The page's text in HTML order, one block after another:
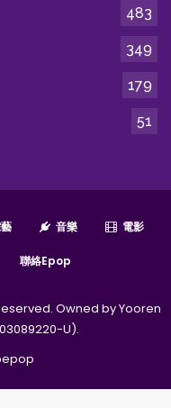
483
349
179
51
音樂 電影
聯絡epop
Owned by Yooren
U).